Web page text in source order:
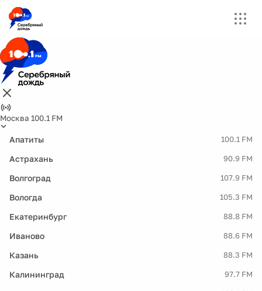
Москва 100.1 FM
Апатиты 100.1 FM
Астрахань 90.9 FM
Волгоград 107.9 FM
Вологда 105.3 FM
Екатеринбург 88.8 FM
Иваново 88.6 FM
Казань 88.3 FM
Калининград 97.7 FM